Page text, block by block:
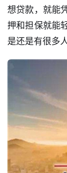
想贷款，就能
押和担保就能
是还是有很多